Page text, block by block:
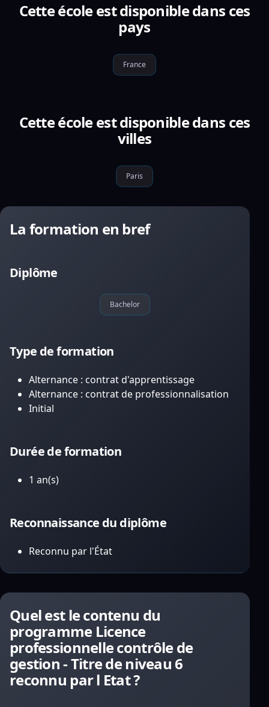
Cette école est disponible dans ces
pays
France
Cette école est disponible dans ces
villes
Paris
La formation en bref
Diplôme
Bachelor
Type de formation
Alternance : contrat d'apprentissage
Alternance : contrat de professionnalisation
Initial
Durée de formation
1 an(s)
Reconnaissance du diplôme
Reconnu par l'État
Quel est le contenu du
programme Licence
professionnelle contrôle de
gestion - Titre de niveau 6
reconnu par l Etat ?